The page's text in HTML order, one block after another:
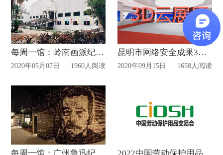
每周一馆：岭南画派纪念馆
2020年05月07日 1960人阅读
昆明市网络安全成果3D立体“云展厅”正式上线
2020年09月15日 1658人阅读